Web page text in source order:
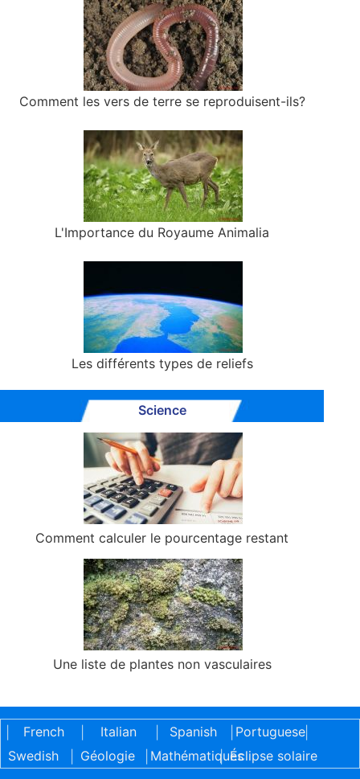
Comment les vers de terre se reproduisent-ils?
L'Importance du Royaume Animalia
Les différents types de reliefs
Science
Comment calculer le pourcentage restant
Une liste de plantes non vasculaires
French Italian Spanish Portuguese|
Swedish
Géologie Mathématiques
| Éclipse solaire